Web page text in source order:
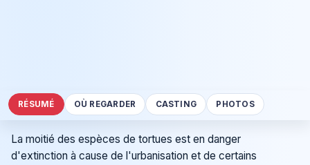
RÉSUMÉ OÙ REGARDER CASTING PHOTOS
La moitié des espèces de tortues est en danger
d'extinction à cause de l'urbanisation et de certains